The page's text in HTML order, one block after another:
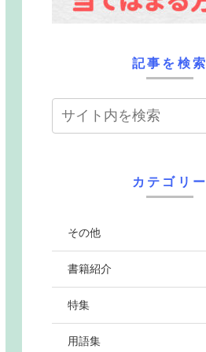
記事を検索
カテゴリー
その他
書籍紹介
特集
用語集